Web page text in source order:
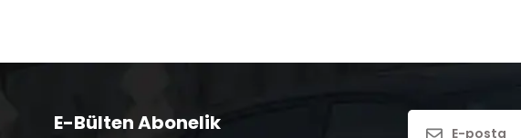
E-Bülten Abonelik